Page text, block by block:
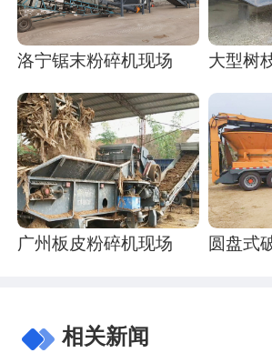
洛宁锯末粉碎机现场 大型树
广州板皮粉碎机现场 圆盘式
相关新闻